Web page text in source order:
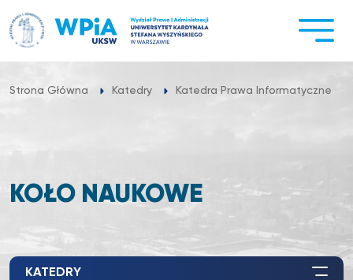
do
treści
Strona Główna Katedry Katedra Prawa Informatycznego
KOŁO NAUKOWE
KATEDRY